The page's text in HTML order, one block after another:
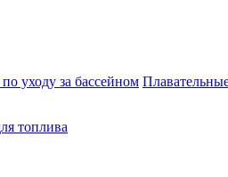
уходу за бассейном
топлива